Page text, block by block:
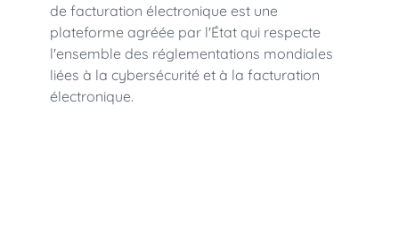
de facturation électronique est une
plateforme agréée par l'État qui respecte
l'ensemble des réglementations mondiales
liées à la cybersécurité et à la facturation
électronique.